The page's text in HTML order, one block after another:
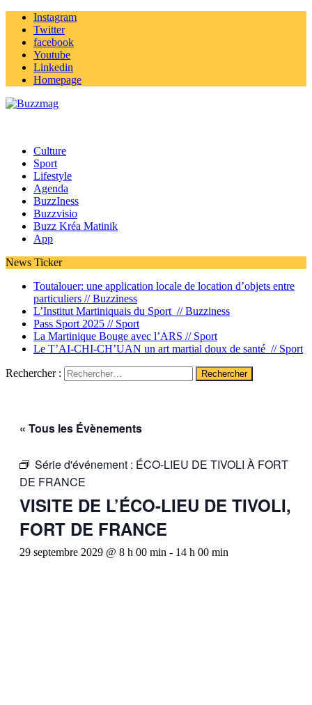
Instagram
Twitter
facebook
Youtube
Linkedin
Homepage
Culture
Sport
Lifestyle
Agenda
BuzzIness
Buzzvisio
Buzz Kréa Matinik
App
News Ticker
Toutalouer: une application locale de location d’objets entre
particuliers //Buzziness
L’Institut Martiniquais du Sport //Buzziness
Pass Sport 2025 // Sport
La Martinique Bouge avec l’ARS // Sport
Le T’AI-CHI-CH’UAN un art martial doux de santé // Sport
Rechercher :
« Tous les Évènements
Série d'événement : ÉCO-LIEU DE TIVOLI À FORT
DE FRANCE
VISITE DE L’ÉCO-LIEU DE TIVOLI,
FORT DE FRANCE
29 septembre 2029 @ 8 h 00 min - 14 h 00 min